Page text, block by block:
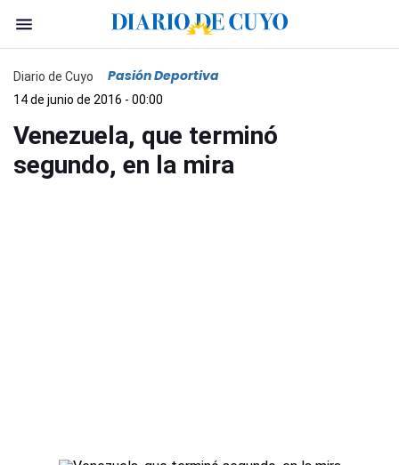
Diario de Cuyo Pasión Deportiva
14 de junio de 2016 - 00:00
Venezuela, que terminó
segundo, en la mira